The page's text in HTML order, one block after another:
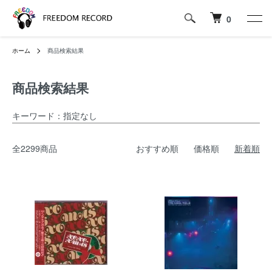
0
ホーム 商品検索結果
商品検索結果
キーワード：指定なし
全2299商品 おすすめ順 価格順 新着順